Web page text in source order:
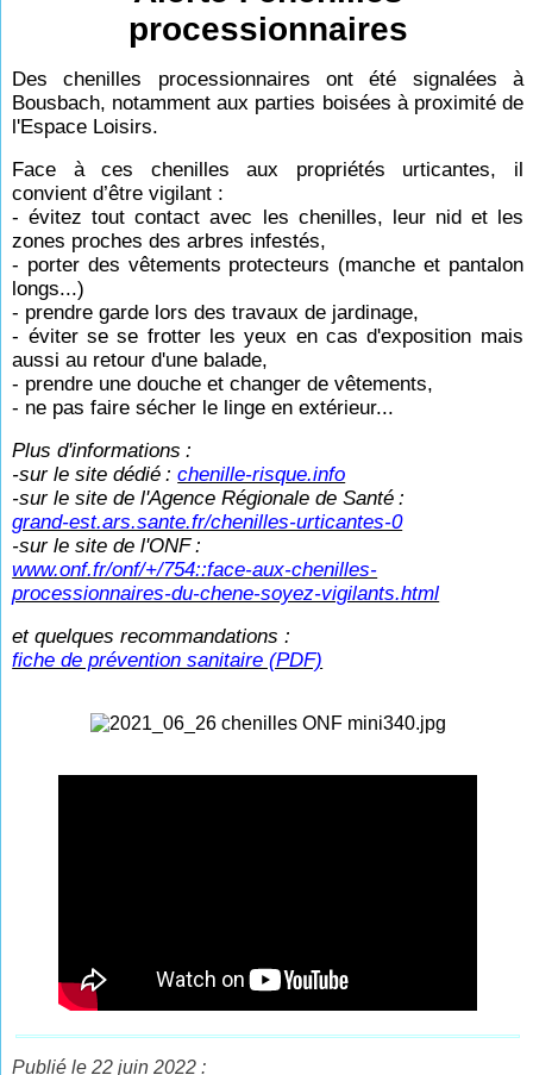
processionnaires
Des chenilles processionnaires ont été signalées à
Bousbach, notamment aux parties boisées à proximité de
l'Espace Loisirs.
Face à ces chenilles aux propriétés urticantes, il
convient d’être vigilant :
- évitez tout contact avec les chenilles, leur nid et les
zones proches des arbres infestés,
- porter des vêtements protecteurs (manche et pantalon
longs...)
- prendre garde lors des travaux de jardinage,
- éviter se se frotter les yeux en cas d'exposition mais
aussi au retour d'une balade,
- prendre une douche et changer de vêtements,
- ne pas faire sécher le linge en extérieur...
Plus d'informations :
-sur le site dédié :chenille-risque.info
-sur le site de l'Agence Régionale de Santé :
grand-est.ars.sante.fr/chenilles-urticantes-0
-sur le site de l'ONF :
www.onf.fr/onf/+/754::face-aux-chenilles-
processionnaires-du-chene-soyez-vigilants.html
et quelques recommandations :
fiche de prévention sanitaire (PDF)
Publié le 22 juin 2022 :